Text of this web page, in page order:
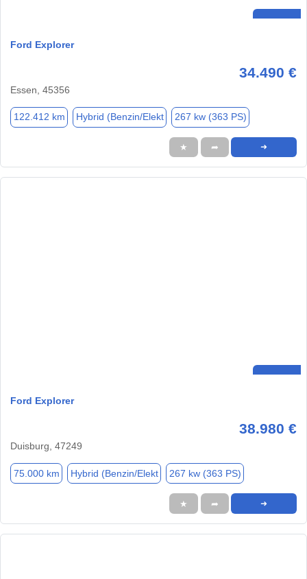
Ford Explorer
34.490 €
Essen, 45356
122.412 km Hybrid (Benzin/Elekt 267 kw (363 PS)
★ ➦ ➜
Ford Explorer
38.980 €
Duisburg, 47249
75.000 km Hybrid (Benzin/Elekt 267 kw (363 PS)
★ ➦ ➜